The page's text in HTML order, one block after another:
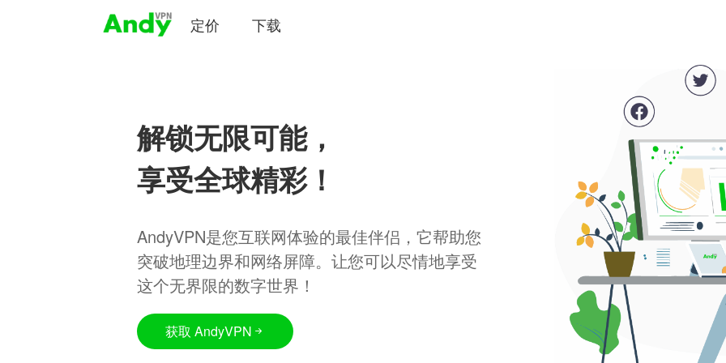
定价 下载
解锁无限可能，
享受全球精彩！
AndyVPN是您互联网体验的最佳伴侣，它帮助您
突破地理边界和网络屏障。让您可以尽情地享受
这个无界限的数字世界！
获取 AndyVPN